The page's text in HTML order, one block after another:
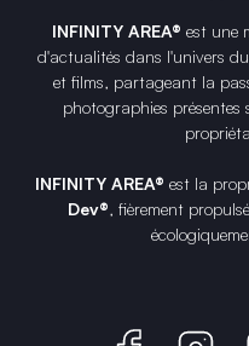
INFINITY AREA® est une
d'actualités dans l'univers
et films, partageant la
photographies
INFINITY AREA® est la
Dev®, fièrement